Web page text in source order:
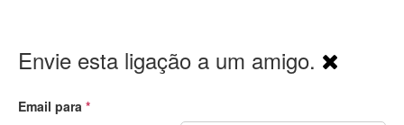
Envie esta ligação a um amigo.
Email para *